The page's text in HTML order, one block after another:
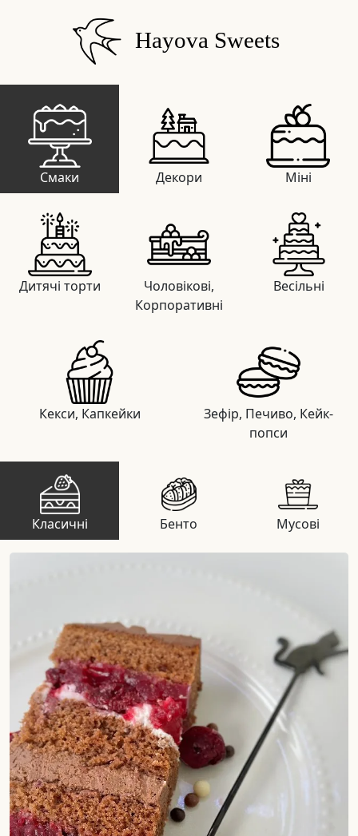
Hayova Sweets
Смаки Декори Міні
Дитячі торти
Чоловікові,
Корпоративні
Весільні
Кекси, Капкейки
Зефір, Печиво, Кейк-
попси
Класичні Бенто Мусові